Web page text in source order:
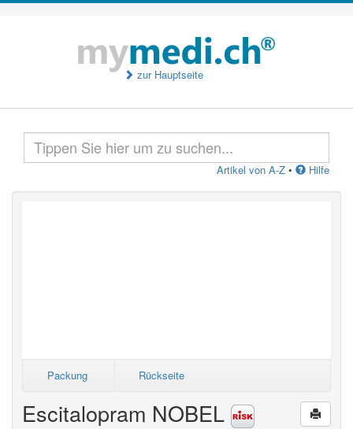
zur Hauptseite
Artikel von A-Z • Hilfe
Packung Rückseite
Escitalopram NOBEL